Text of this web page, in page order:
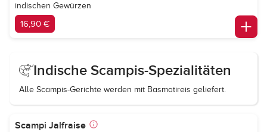
indischen Gewürzen
16,90 €
Indische Scampis-Spezialitäten
Alle Scampis-Gerichte werden mit Basmatireis geliefert.
Scampi Jalfraise